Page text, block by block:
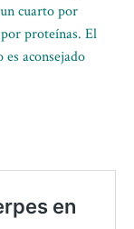
cuarto por
proteínas. El
aconsejado